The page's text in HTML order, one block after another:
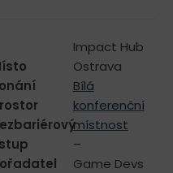
Impact Hub
Ostrava
Bílá
konferenční
místnost
–
Game Devs